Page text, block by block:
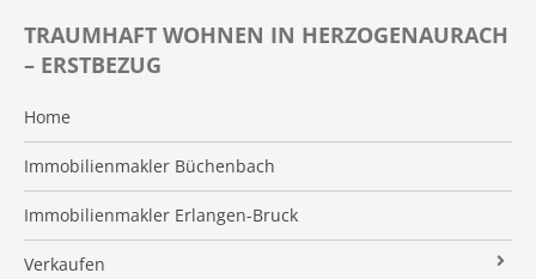
TRAUMHAFT WOHNEN IN HERZOGENAURACH
– ERSTBEZUG
Home
Immobilienmakler Büchenbach
Immobilienmakler Erlangen-Bruck
Verkaufen